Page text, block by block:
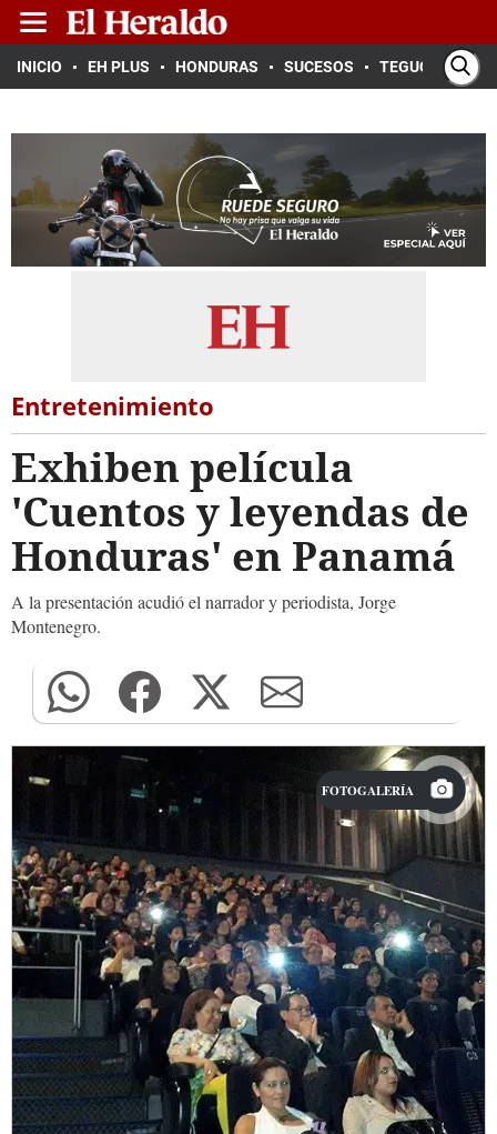
INICIO EH PLUS HONDURAS SUCESOS TEGUCIGALPA
Entretenimiento
Exhiben película
'Cuentos y leyendas de
Honduras' en Panamá
A la presentación acudió el narrador y periodista, Jorge
Montenegro.
FOTOGALERÍA